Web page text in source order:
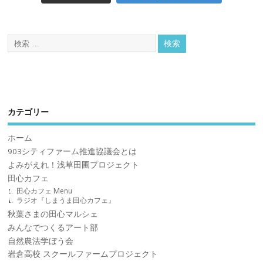
カテゴリー
ホーム
903シティファーム推進協議会とは
よみがえれ！浅草田圃プロジェクト
田心カフェ
田心カフェ Menu
ラジオ『しまうま田心カフェ』
秋葉さまの田心マルシェ
みんなでつくるアート部
自然農法学ぼう会
岩倉高校 スクールファームプロジェクト